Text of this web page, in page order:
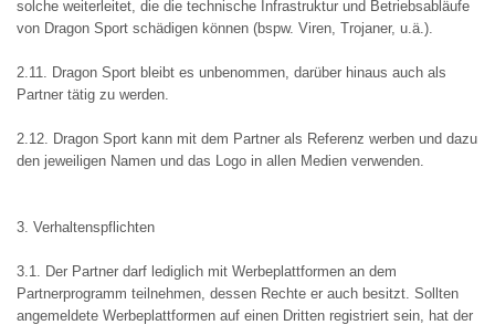
solche weiterleitet, die die technische Infrastruktur und Betriebsabläufe
von Dragon Sport schädigen können (bspw. Viren, Trojaner, u.ä.).
2.11. Dragon Sport bleibt es unbenommen, darüber hinaus auch als
Partner tätig zu werden.
2.12. Dragon Sport kann mit dem Partner als Referenz werben und dazu
den jeweiligen Namen und das Logo in allen Medien verwenden.
3. Verhaltenspflichten
3.1. Der Partner darf lediglich mit Werbeplattformen an dem
Partnerprogramm teilnehmen, dessen Rechte er auch besitzt. Sollten
angemeldete Werbeplattformen auf einen Dritten registriert sein, hat der